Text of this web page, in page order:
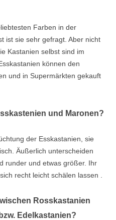
Farben in der
ist sie sehr gefragt. Aber nicht
Kastanien selbst sind im
können den
und in Supermärkten gekauft
und Maronen?
der Esskastanien, sie
Äußerlich unterscheiden
runder und etwas größer. Ihr
recht leicht schälen lassen .
Rosskastanien
Edelkastanien?